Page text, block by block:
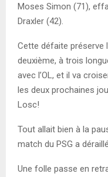
Moses Simon (71),
Draxler (42).
Cette défaite préserve
deuxième, à trois
avec l’OL, et il va
les deux prochaines
Losc!
Tout allait bien à la
match du PSG a
Une folle passe en